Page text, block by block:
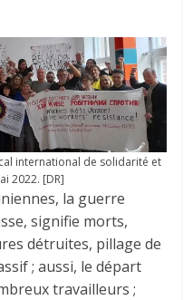
international de solidarité et
2022. [DR]
la guerre
signifie morts,
détruites, pillage de
; aussi, le départ
travailleurs ;